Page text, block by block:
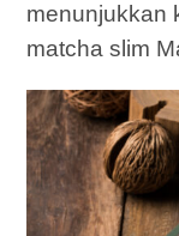
menunjukkan
matcha slim